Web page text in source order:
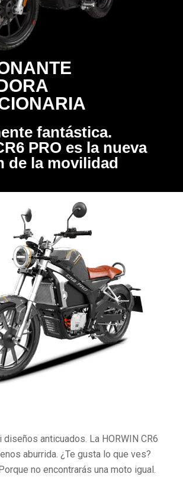
fantástica.
PRO es la nueva
de la movilidad
anticuados. La HORWIN CR6
aburrida. ¿Te gusta lo que ves?
no encontrarás una moto igual.